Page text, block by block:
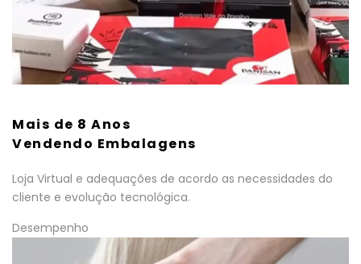
Mais de 8 Anos
Vendendo Embalagens
Loja Virtual e adequações de acordo as necessidades do
cliente e evolução tecnológica.
Desempenho